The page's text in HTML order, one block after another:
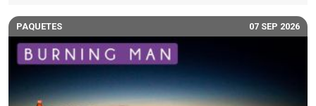
PAQUETES 07 SEP 2026